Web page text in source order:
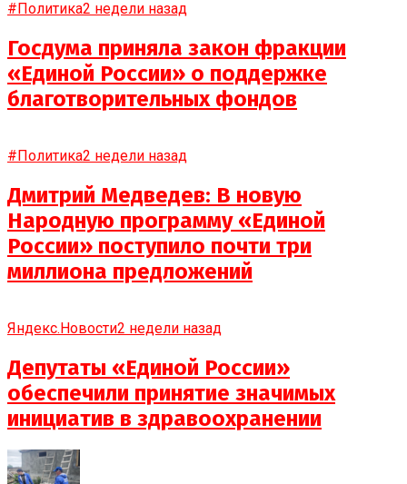
#Политика2 недели назад
Госдума приняла закон фракции
«Единой России» о поддержке
благотворительных фондов
#Политика2 недели назад
Дмитрий Медведев: В новую
Народную программу «Единой
России» поступило почти три
миллиона предложений
Яндекс.Новости2 недели назад
Депутаты «Единой России»
обеспечили принятие значимых
инициатив в здравоохранении